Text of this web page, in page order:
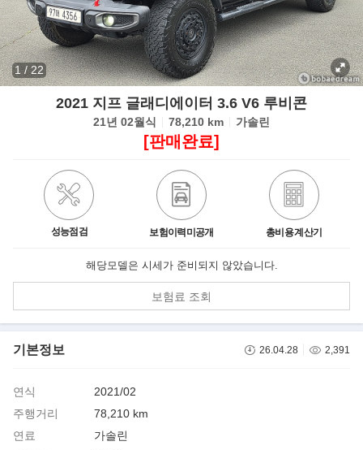
1/ 22
2021 지프 글래디에이터 3.6 V6 루비콘
21년 02월식 78,210 km 가솔린
[판매완료]
성능점검 보험이력미공개 총비용 계산기
해당모델은 시세가 준비되지 않았습니다.
보험료 조회
기본정보 26.04.28 2,391
연식
2021/02
주행거리
78,210 km
연료
가솔린